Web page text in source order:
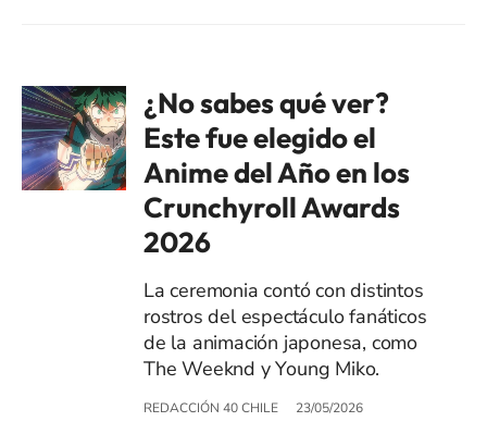
¿No sabes qué ver?
Este fue elegido el
Anime del Año en los
Crunchyroll Awards
2026
La ceremonia contó con distintos
rostros del espectáculo fanáticos
de la animación japonesa, como
The Weeknd y Young Miko.
REDACCIÓN 40 CHILE 23/05/2026